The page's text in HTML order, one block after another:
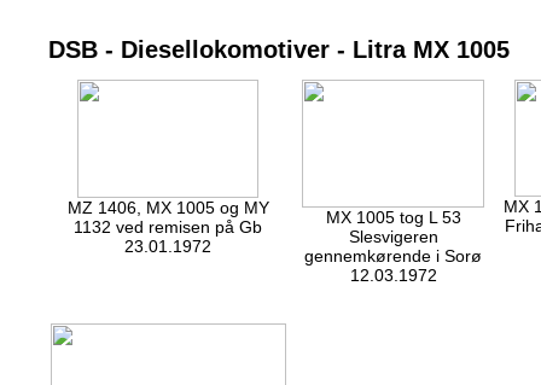
DSB - Diesellokomotiver - Litra MX 1005
MZ 1406, MX 1005 og MY
1132 ved remisen på Gb
23.01.1972
MX 1005 tog L 53
Slesvigeren
gennemkørende i Sorø
12.03.1972
MX